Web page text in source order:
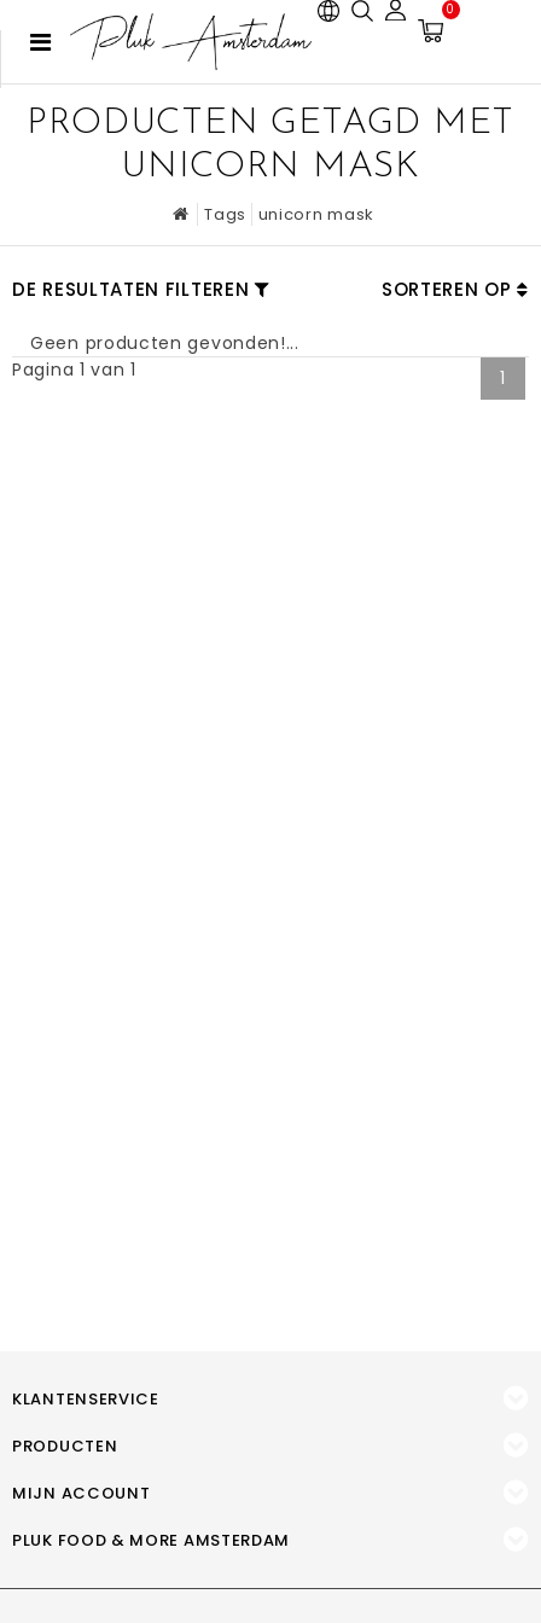
0
PRODUCTEN GETAGD MET
UNICORN MASK
Tags unicorn mask
DE RESULTATEN FILTEREN SORTEREN OP
Geen producten gevonden!...
Pagina 1 van 1
1
KLANTENSERVICE
PRODUCTEN
MIJN ACCOUNT
PLUK FOOD & MORE AMSTERDAM